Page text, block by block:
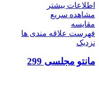
اطلاعات بیشتر
مشاهده سریع
مقایسه
فهرست علاقه مندی ها
نزدیک
مانتو مجلسی 299